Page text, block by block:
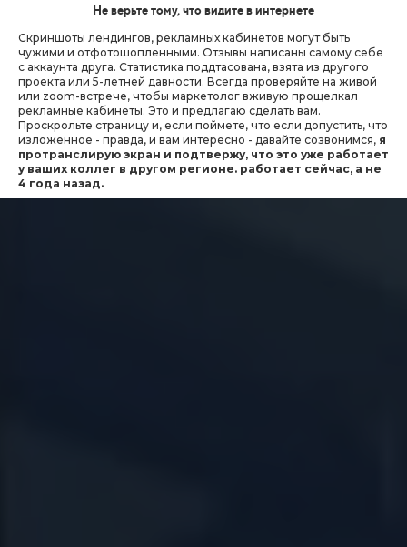
Не верьте тому, что видите в интернете
Скриншоты лендингов, рекламных кабинетов могут быть
чужими и отфотошопленными. Отзывы написаны самому себе
с аккаунта друга. Статистика поддтасована, взята из другого
проекта или 5-летней давности. Всегда проверяйте на живой
или zoom-встрече, чтобы маркетолог вживую прощелкал
рекламные кабинеты. Это и предлагаю сделать вам.
Проскрольте страницу и, если поймете, что если допустить, что
изложенное - правда, и вам интересно - давайте созвонимся, я
протранслирую экран и подтвержу, что это уже работает
у ваших коллег в другом регионе. работает сейчас, а не
4 года назад.